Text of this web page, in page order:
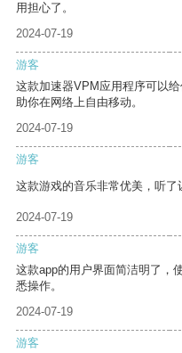
用担心了。
2024-07-19
游客
这款加速器VPM应用程序可以
助你在网络上自由移动。
2024-07-19
游客
这款游戏的音乐非常优美，听了
2024-07-19
游客
这款app的用户界面简洁明了，
悉操作。
2024-07-19
游客